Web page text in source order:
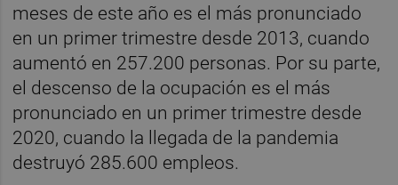
meses de este año es el más pronunciado
en un primer trimestre desde 2013, cuando
aumentó en 257.200 personas. Por su parte,
el descenso de la ocupación es el más
pronunciado en un primer trimestre desde
2020, cuando la llegada de la pandemia
destruyó 285.600 empleos.